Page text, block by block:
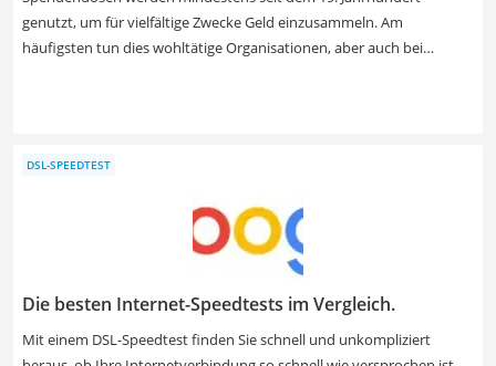
genutzt, um für vielfältige Zwecke Geld einzusammeln. Am
häufigsten tun dies wohltätige Organisationen, aber auch bei
mit Versiegelung aus unserer Vergleichstabelle, wenn viele
Die besten Internet-Speedtests im Vergleich.
Mit einem DSL-Speedtest finden Sie schnell und unkompliziert
DSL-SPEEDTEST